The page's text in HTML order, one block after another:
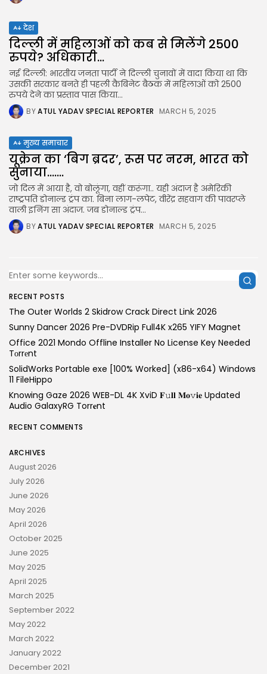
देश
दिल्ली में महिलाओं को कब से मिलेंगे 2500
रुपये? अधिकारी...
नई दिल्ली: भारतीय जनता पार्टी ने दिल्ली चुनावों में वादा किया था कि
उसकी सरकार बनते ही पहली कैबिनेट बैठक में महिलाओं को 2500
रुपये देने का प्रस्ताव पास किया...
BYATUL YADAV SPECIAL REPORTER MARCH 5, 2025
मुख्य समाचार
यूक्रेन का ‘बिग ब्रदर’, रूस पर नरम, भारत को
सुनाया…....
जो दिल में आया है, वो बोलूंगा, वहीं करूंगा.. यही अंदाज है अमेरिकी
राष्ट्रपति डोनाल्ड ट्रंप का. बिना लाग-लपेट, वीरेंद्र सहवाग की पावरप्ले
वाली इनिंग सा अंदाज. जब डोनाल्ड ट्रंप...
BYATUL YADAV SPECIAL REPORTER MARCH 5, 2025
RECENT POSTS
The Outer Worlds 2 Skidrow Crack Direct Link 2026
Sunny Dancer 2026 Pre-DVDRip Full4K x265 YIFY Magnet
Office 2021 Mondo Offline Installer No License Key Needed
Tоrrеnt
SolidWorks Portable exe [100% Worked] (x86-x64) Windows
11 FileHippo
Knowing Gaze 2026 WEB-DL 4K XviD 𝐅𝚞𝐥𝐥 𝐌𝐨𝚟𝐢𝐞 Updated
Audio GalaxyRG Torr𝐞nt
RECENT COMMENTS
ARCHIVES
August 2026
July 2026
June 2026
May 2026
April 2026
October 2025
June 2025
May 2025
April 2025
March 2025
September 2022
May 2022
March 2022
January 2022
December 2021